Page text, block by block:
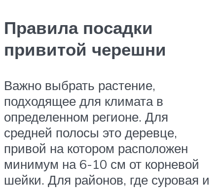
Правила посадки
привитой черешни
Важно выбрать растение,
подходящее для климата в
определенном регионе. Для
средней полосы это деревце,
привой на котором расположен
минимум на 6-10 см от корневой
шейки. Для районов, где суровая и